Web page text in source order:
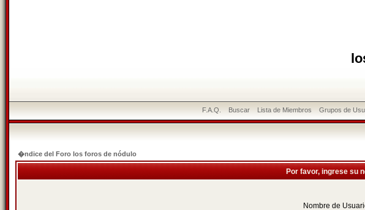
F.A.Q. Buscar Lista de Miembros Grupos de
�ndice del Foro los foros de nódulo
Por favor, ingrese su
Nombre de